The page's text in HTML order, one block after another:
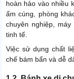
hoàn hảo vào nhiều
ấm cúng, phòng
chuyên nghiệp,
tinh tế.
Việc sử dụng chất
chế bám bẩn và dễ